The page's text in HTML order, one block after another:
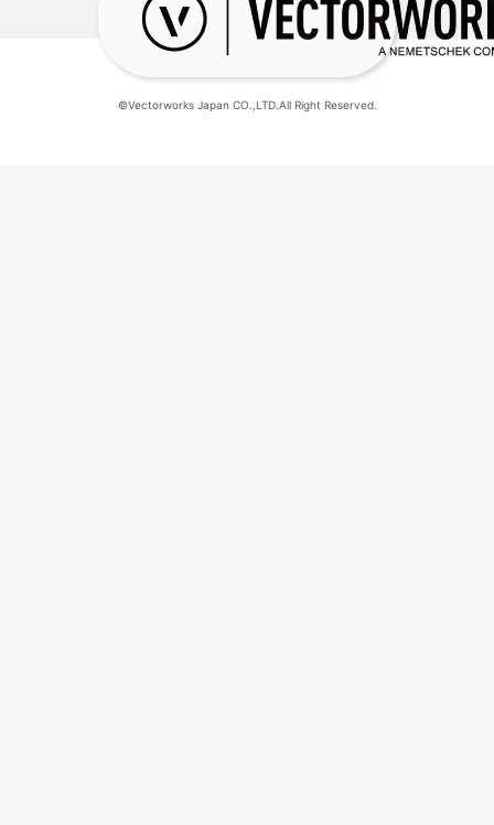
©Vectorworks Japan CO.,LTD.All Right Reserved.